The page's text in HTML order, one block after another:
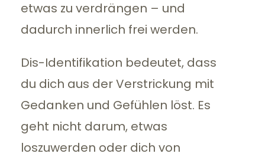
etwas zu verdrängen – und
dadurch innerlich frei werden.
Dis-Identifikation bedeutet, dass
du dich aus der Verstrickung mit
Gedanken und Gefühlen löst. Es
geht nicht darum, etwas
loszuwerden oder dich von